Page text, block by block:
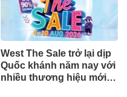
West The Sale trở lại dịp
Quốc khánh năm nay với
nhiều thương hiệu mới,